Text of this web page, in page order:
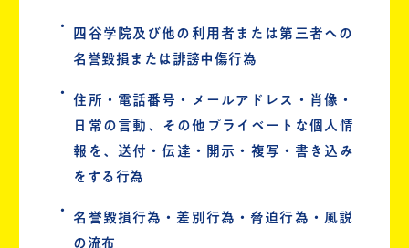
四谷学院及び他の利用者または第三者への
名誉毀損または誹謗中傷行為
住所・電話番号・メールアドレス・肖像・
日常の言動、その他プライベートな個人情
報を、送付・伝達・開示・複写・書き込み
をする行為
名誉毀損行為・差別行為・脅迫行為・風説
の流布